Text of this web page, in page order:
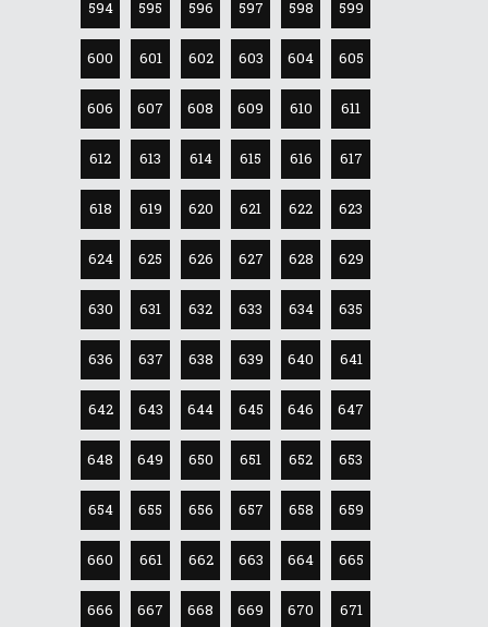
594 595 596 597 598 599
600 601 602 603 604 605
606 607 608 609 610 611
612 613 614 615 616 617
618 619 620 621 622 623
624 625 626 627 628 629
630 631 632 633 634 635
636 637 638 639 640 641
642 643 644 645 646 647
648 649 650 651 652 653
654 655 656 657 658 659
660 661 662 663 664 665
666 667 668 669 670 671